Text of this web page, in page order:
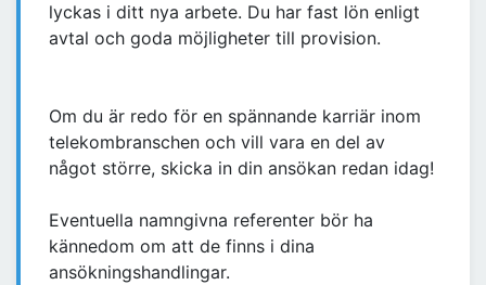
lyckas i ditt nya arbete. Du har fast lön enligt
avtal och goda möjligheter till provision.
Om du är redo för en spännande karriär inom
telekombranschen och vill vara en del av
något större, skicka in din ansökan redan idag!
Eventuella namngivna referenter bör ha
kännedom om att de finns i dina
ansökningshandlingar.